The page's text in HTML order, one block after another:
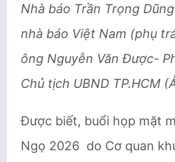
Nhà báo Trần Trọng
nhà báo Việt Nam (phụ
ông Nguyễn Văn Được-
Chủ tịch UBND TP.HCM
Được biết, buổi họp mặt
Ngọ 2026 do Cơ quan